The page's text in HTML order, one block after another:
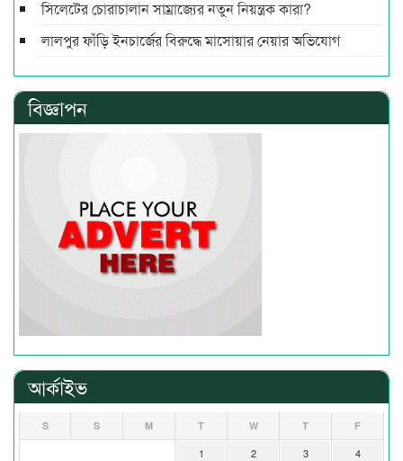
সিলেটের চোরাচালান সাম্রাজ্যের নতুন নিয়ন্ত্রক কারা?
লালপুর ফাঁড়ি ইনচার্জের বিরুদ্ধে মাসোয়ার নেয়ার অভিযোগ
বিজ্ঞাপন
আর্কাইভ
S S M T W T F
1 2 3
4